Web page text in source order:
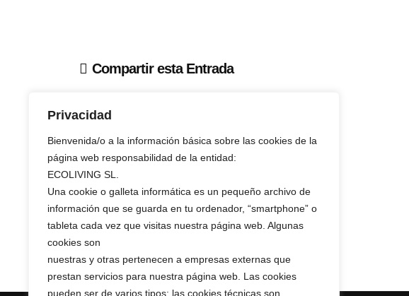
Privacidad
Bienvenida/o a la información básica sobre las cookies de la
página web responsabilidad de la entidad:
ECOLIVING SL.
Una cookie o galleta informática es un pequeño archivo de
información que se guarda en tu ordenador, “smartphone” o
tableta cada vez que visitas nuestra página web. Algunas
cookies son
nuestras y otras pertenecen a empresas externas que
prestan servicios para nuestra página web. Las cookies
pueden ser de varios tipos: las cookies técnicas son
Compartir esta Entrada
Volver al prensa